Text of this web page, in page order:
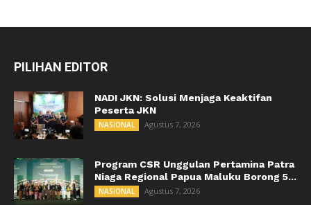
PILIHAN EDITOR
NADI JKN: Solusi Menjaga Keaktifan
Peserta JKN
NASIONAL Agustus 7, 2026
Program CSR Unggulan Pertamina Patra
Niaga Regional Papua Maluku Borong 5...
NASIONAL Agustus 7, 2026